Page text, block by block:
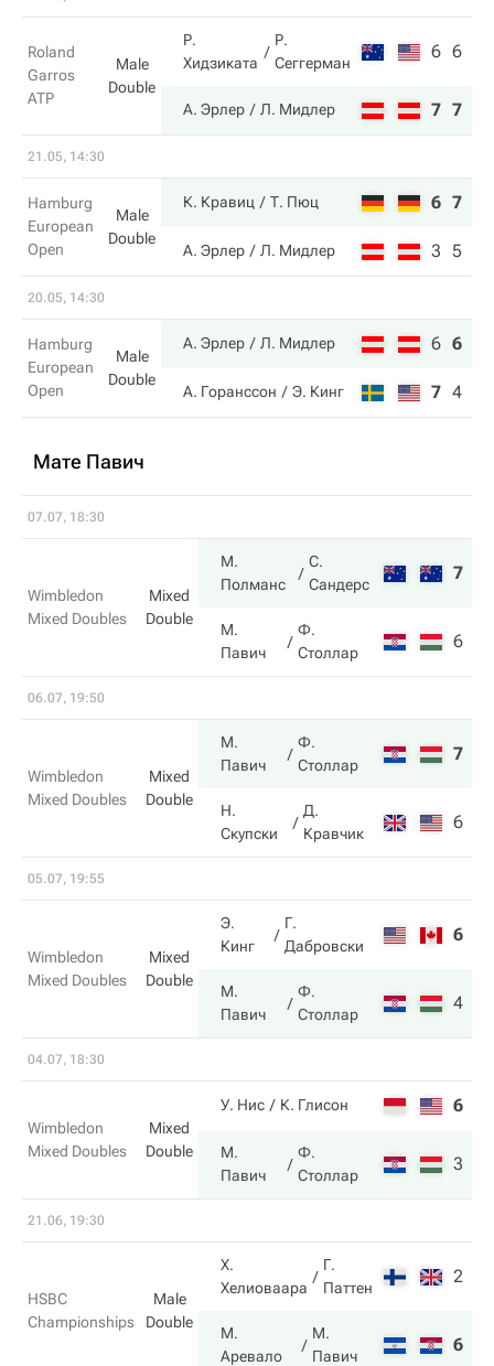
Roland
Garros
ATP
Male
Double
Р.
Хидзиката
Р.
Сеггерман
6 6
А. Эрлер Л. Мидлер 7 7
21.05, 14:30
Hamburg
European
Open
Male
Double
К. Кравиц Т. Пюц 6 7
А. Эрлер Л. Мидлер 3 5
20.05, 14:30
Hamburg
European
Open
Male
Double
А. Эрлер Л. Мидлер 6 6
А. Горанссон Э. Кинг 7 4
Мате Павич
07.07, 18:30
Wimbledon
Mixed Doubles
Mixed
Double
М.
Полманс
С.
Сандерс
7
М.
Павич
Ф.
Столлар
6
06.07, 19:50
Wimbledon
Mixed Doubles
Mixed
Double
М.
Павич
Ф.
Столлар
7
Н.
Скупски
Д.
Кравчик
6
05.07, 19:55
Wimbledon
Mixed Doubles
Mixed
Double
Э.
Кинг
Г.
Дабровски
6
М.
Павич
Ф.
Столлар
4
04.07, 18:30
Wimbledon
Mixed Doubles
Mixed
Double
У. Нис К. Глисон 6
М.
Павич
Ф.
Столлар
3
21.06, 19:30
HSBC
Championships
Male
Double
Х.
Хелиоваара
Г.
Паттен
2
М.
Аревало
М.
Павич
6